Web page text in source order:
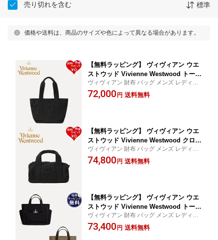
売り切れを含む 標準
価格や送料は、商品のサイズや色によって異なる場合があります。
【無料ラッピング】 ヴィヴィアン ウエ
ストウッド Vivienne Westwood トート
バッグ Grant Small ブラック ブランド
正規品 新品 ギフト プレゼント 人気 お
ヴィヴィアン 財布 バッグ メンズ レディー
ス 送料無料 正規品 新品 ギフト 記念日 お祝
い 入学祝 就職祝 クリスマス プレゼント
72,000 円 送料無料
【無料ラッピング】 ヴィヴィアン ウエ
ストウッド Vivienne Westwood クロス
ボディバッグ Paul Cylinder ブラック
ブランド 正規品 新品 ギフト プレゼン
ヴィヴィアン 財布 バッグ メンズ レディー
ス 送料無料 正規品 新品 ギフト 記念日 お祝
い 入学祝 就職祝 クリスマス プレゼント
74,800 円 送料無料
【無料ラッピング】 ヴィヴィアン ウエ
ストウッド Vivienne Westwood トート
バッグ Henry Small ブランド 正規品 新
品 ギフト プレゼント 人気 おすすめ 誕
ヴィヴィアン 財布 バッグ メンズ レディー
ス 送料無料 正規品 新品 ギフト 記念日 お祝
い 入学祝 就職祝 クリスマス プレゼント
73,400 円 送料無料